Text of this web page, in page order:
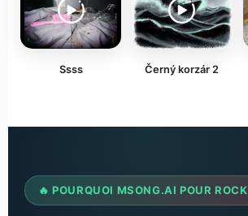
Ssss Černý korzár 2
🔥 POURQUOI MSONG.AI POUR ROCK